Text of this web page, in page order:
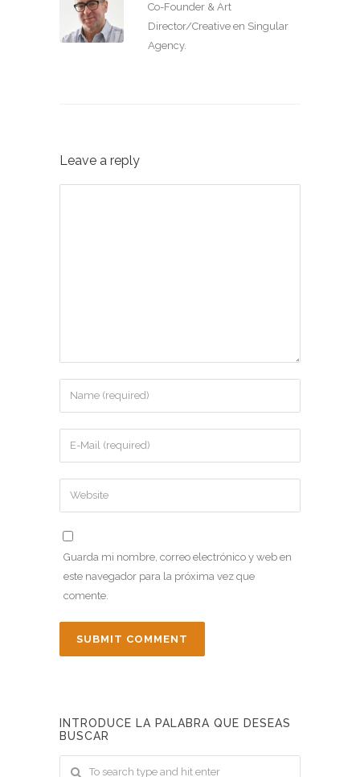
Co-Founder & Art
Director/Creative en Singular
Agency.
Leave a reply
Guarda mi nombre, correo electrónico y web en
este navegador para la próxima vez que
comente.
INTRODUCE LA PALABRA QUE DESEAS
BUSCAR